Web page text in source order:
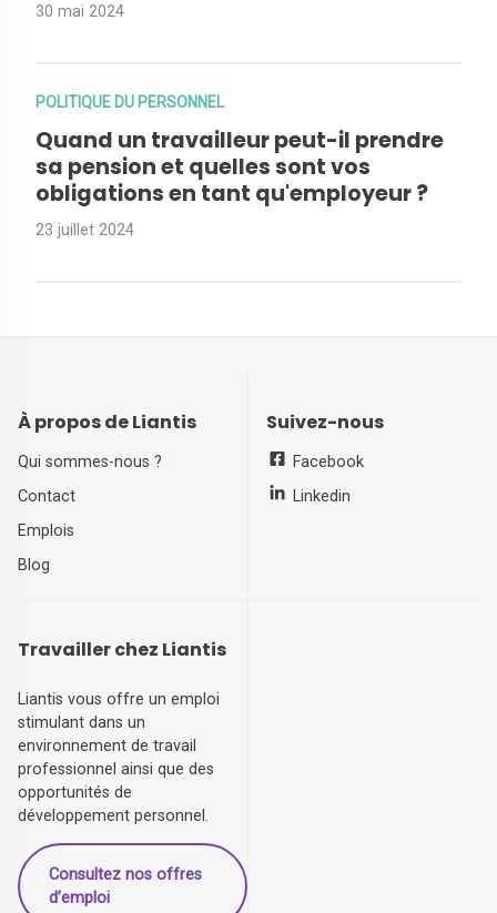
30 mai 2024
POLITIQUE DU PERSONNEL
Quand un travailleur peut-il prendre
sa pension et quelles sont vos
obligations en tant qu'employeur ?
23 juillet 2024
À propos de Liantis
Qui sommes-nous ?
Contact
Emplois
Blog
Suivez-nous
Facebook
Linkedin
Travailler chez Liantis
Liantis vous offre un emploi
stimulant dans un
environnement de travail
professionnel ainsi que des
opportunités de
développement personnel.
Consultez nos offres
d’emploi